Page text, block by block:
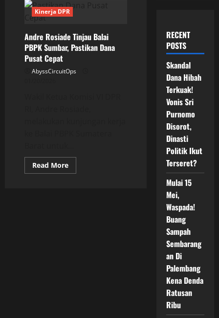
Kinerja DPR
Andre Rosiade Tinjau Balai
PBPK Sumbar, Pastikan Dana
Pusat Cepat
AbyssCircuitOps
Read MoreRead
more
RECENT
POSTS
Skandal
Dana Hibah
Terkuak!
Vonis Sri
Purnomo
Disorot,
Dinasti
Politik Ikut
Terseret?
Mulai 15
Mei,
Waspada!
Buang
Sampah
Sembarang
an Di
Palembang
Kena Denda
Ratusan
Ribu